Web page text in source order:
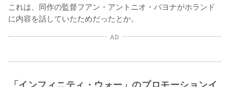
これは、同作の監督フアン・アントニオ・バヨナがホランド
に内容を話していたためだったとか。
AD
「インフィニティ・ウォー」のプロモーションイ